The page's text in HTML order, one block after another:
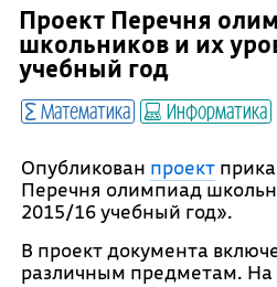
Проект Перечня
школьников и их
учебный год
Математика Информатика
Опубликован проект
Перечня олимпиад
2015/16 учебный год».
В проект документа
различным предметам. На